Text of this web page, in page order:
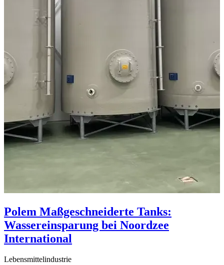
Polem Maßgeschneiderte Tanks:
Wassereinsparung bei Noordzee
International
Lebensmittelindustrie